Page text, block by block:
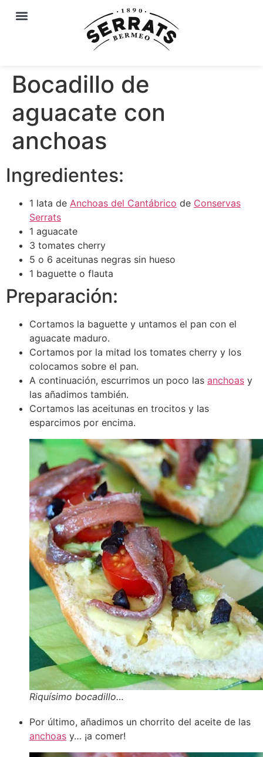
Bocadillo de
aguacate con
anchoas
Ingredientes:
1 lata de Anchoas del Cantábrico de Conservas
Serrats
1 aguacate
3 tomates cherry
5 o 6 aceitunas negras sin hueso
1 baguette o flauta
Preparación:
Cortamos la baguette y untamos el pan con el
aguacate maduro.
Cortamos por la mitad los tomates cherry y los
colocamos sobre el pan.
A continuación, escurrimos un poco las anchoas y
las añadimos también.
Cortamos las aceitunas en trocitos y las
esparcimos por encima.
Riquísimo bocadillo…
Por último, añadimos un chorrito del aceite de las
anchoas y… ¡a comer!